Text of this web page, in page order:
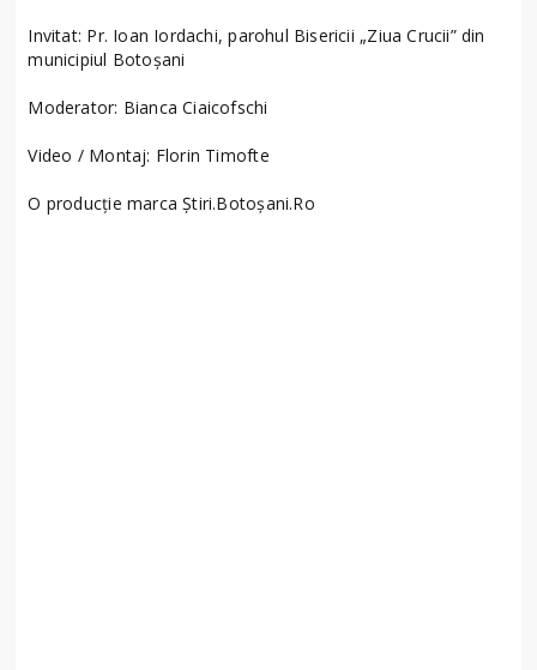
Invitat: Pr. Ioan Iordachi, parohul Bisericii „Ziua Crucii” din
municipiul Botoșani
Moderator: Bianca Ciaicofschi
Video / Montaj: Florin Timofte
O producție marca Știri.Botoșani.Ro